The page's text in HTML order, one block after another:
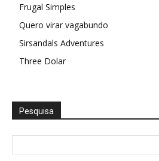
Frugal Simples
Quero virar vagabundo
Sirsandals Adventures
Three Dolar
Pesquisa